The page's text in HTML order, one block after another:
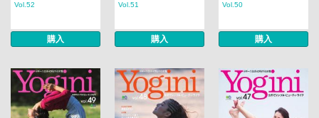
Vol.52
購入
Vol.51
購入
Vol.50
購入